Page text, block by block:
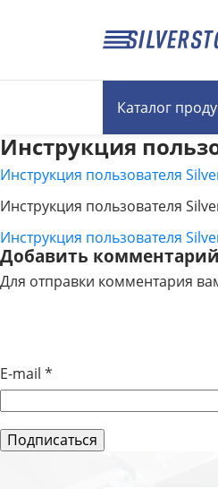
Каталог
Инструкция
Инструкция пользователя
Инструкция пользователя
НАВИГАЦИЯ
ПО
Инструкция пользователя
Добавить комментарий
Для отправки комментария
E-mail *